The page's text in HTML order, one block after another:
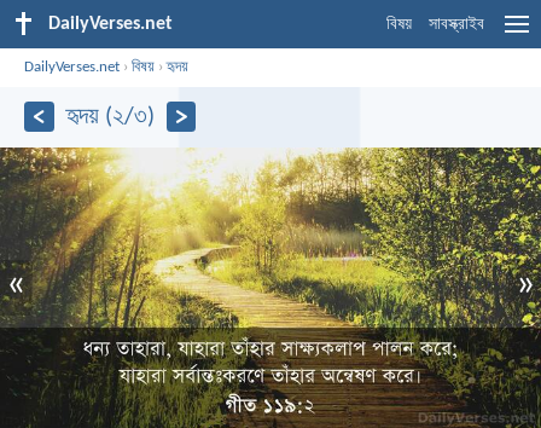
DailyVerses.net বিষয় সাবস্ক্রাইব
DailyVerses.net ›বিষয় ›হৃদয়
হৃদয় (২/৩)
« »